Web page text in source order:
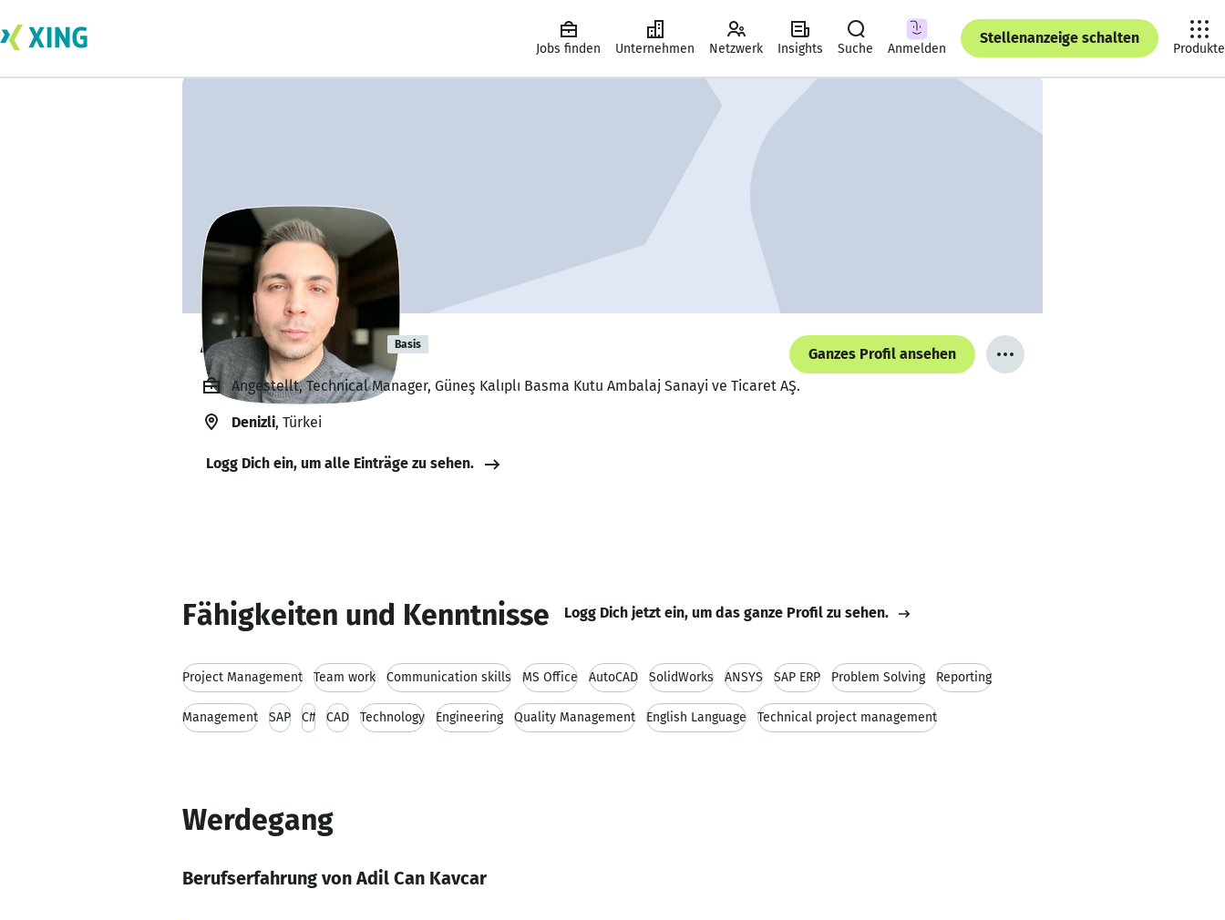
Jobs finden Unternehmen Netzwerk Insights Suche Anmelden
Stellenanzeige schalten
Produkte
Adil Can Kavcar Basis
Ganzes Profil ansehen
Angestellt, Technical Manager, Güneş Kalıplı Basma Kutu Ambalaj Sanayi ve Ticaret AŞ.
Denizli, Türkei
Logg Dich ein, um alle Einträge zu sehen.
Fähigkeiten und Kenntnisse Logg Dich jetzt ein, um das ganze Profil zu sehen.
Project Management Team work Communication skills MS Office AutoCAD SolidWorks ANSYS SAP ERP Problem Solving Reporting
Management SAP C# CAD Technology Engineering Quality Management English Language Technical project management
Werdegang
Berufserfahrung von Adil Can Kavcar